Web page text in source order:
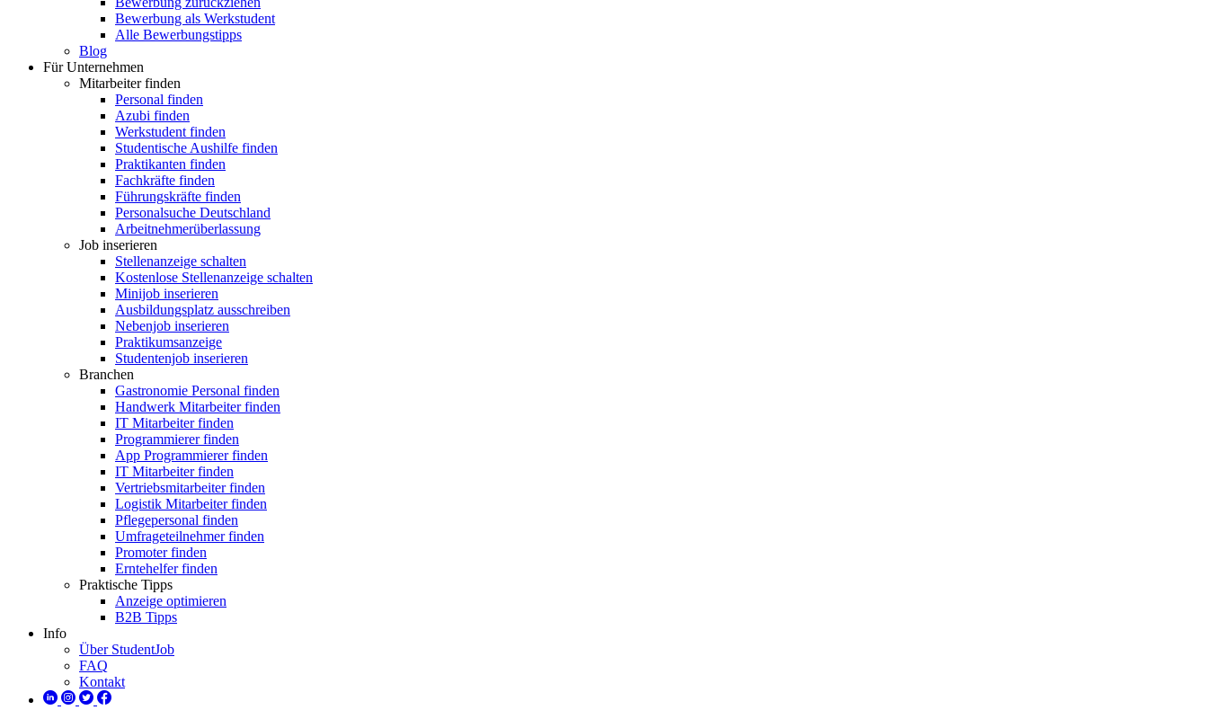
Bewerbung als Werkstudent
Alle Bewerbungstipps
Blog
Für Unternehmen
Mitarbeiter finden
Personal finden
Azubi finden
Werkstudent finden
Studentische Aushilfe finden
Praktikanten finden
Fachkräfte finden
Führungskräfte finden
Personalsuche Deutschland
Arbeitnehmerüberlassung
Job inserieren
Stellenanzeige schalten
Kostenlose Stellenanzeige schalten
Minijob inserieren
Ausbildungsplatz ausschreiben
Nebenjob inserieren
Praktikumsanzeige
Studentenjob inserieren
Branchen
Gastronomie Personal finden
Handwerk Mitarbeiter finden
IT Mitarbeiter finden
Programmierer finden
App Programmierer finden
IT Mitarbeiter finden
Vertriebsmitarbeiter finden
Logistik Mitarbeiter finden
Pflegepersonal finden
Umfrageteilnehmer finden
Promoter finden
Erntehelfer finden
Praktische Tipps
Anzeige optimieren
B2B Tipps
Info
Über StudentJob
FAQ
Kontakt